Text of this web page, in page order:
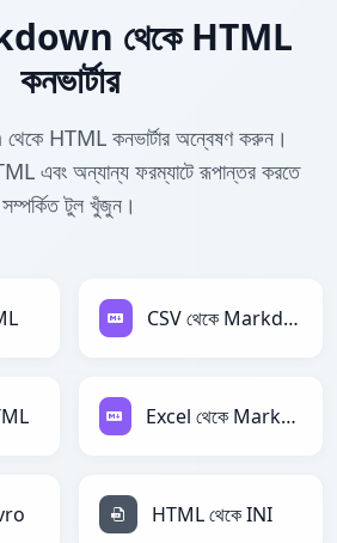
থেকে HTML
কনভার্টার
HTML কনভার্টার অন্বেষণ করুন।
এবং অন্যান্য ফরম্যাটে রূপান্তর করতে
সম্পর্কিত টুল খুঁজুন।
CSV থেকে Markdown
Excel থেকে Markdown
HTML থেকে INI